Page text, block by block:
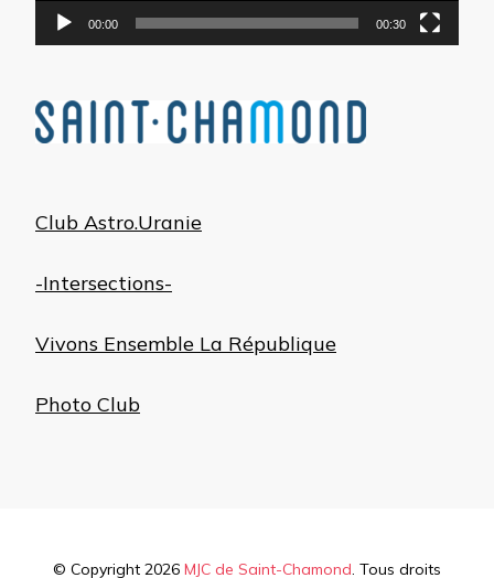
00:00 00:30
Club Astro.Uranie
-Intersections-
Vivons Ensemble La République
Photo Club
© Copyright 2026 MJC de Saint-Chamond. Tous droits